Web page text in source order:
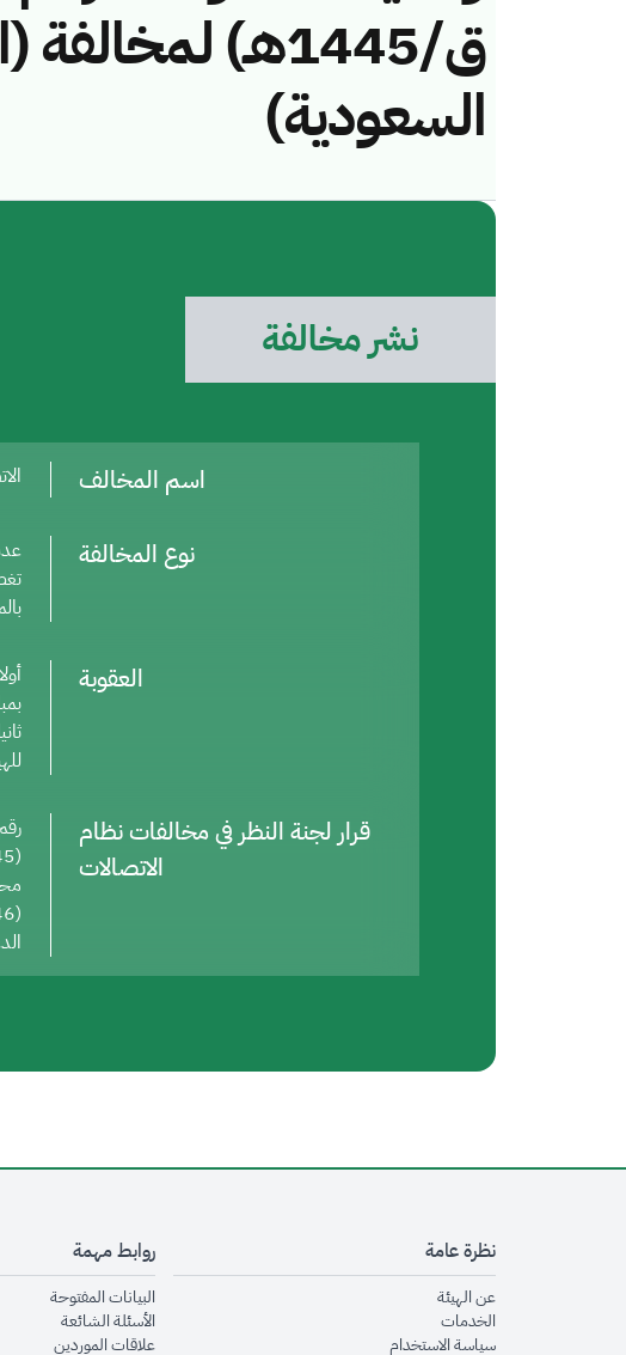
ق/1445هـ)
السعودية)
نشر مخالفة
اسم المخالف
نوع المخالفة
العقوبة
بمبلغ
قرار لجنة النظر في مخالفات نظام
الاتصالات
نظرة عامة
عن الهيئةopens in new window
الخدماتopens in new window
سياسة الاستخدام
روابط مهمة
البيانات المفتوحة
الأسئلة الشائعةwindow
علاقات الموردين